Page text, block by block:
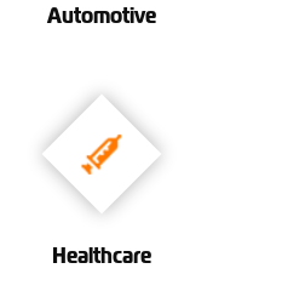
Automotive
Healthcare